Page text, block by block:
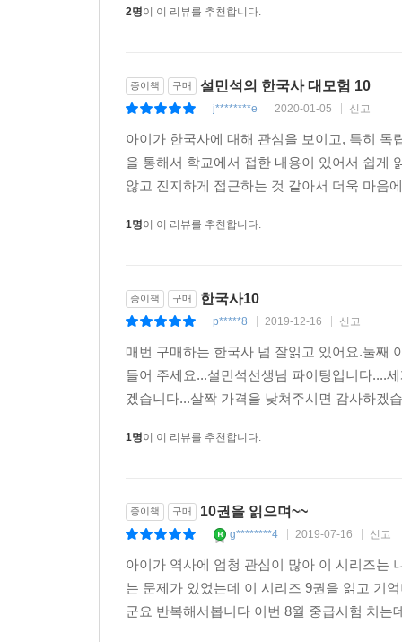
2명이 이 리뷰를 추천합니다.
종이책 구매 설민석의 한국사 대모험 10
j********e 2020-01-05 신고
아이가 한국사에 대해 관심을 보이고, 특히
을 통해서 학교에서 접한 내용이 있어서 쉽게
않고 진지하게 접근하는 것 같아서 더욱 마음
1명이 이 리뷰를 추천합니다.
종이책 구매 한국사10
p*****8 2019-12-16 신고
매번 구매하는 한국사 넘 잘읽고 있어요.둘째
들어 주세요...설민석선생님 파이팅입니다....
겠습니다...살짝 가격을 낮쳐주시면 감사하겠
1명이 이 리뷰를 추천합니다.
종이책 구매 10권을 읽으며~~
g********4 2019-07-16 신고
아이가 역사에 엄청 관심이 많아 이 시리즈는
는 문제가 있었는데 이 시리즈 9권을 읽고 기
군요 반복해서봅니다 이번 8월 중급시험 치